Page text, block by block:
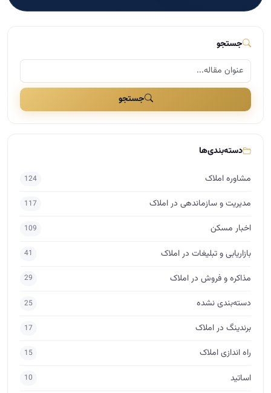
جستجو
جستجو
دسته‌بندی‌ها
مشاوره املاک 124
مدیریت و سازماندهی در املاک 117
اخبار مسکن 109
بازاریابی و تبلیغات در املاک 41
مذاکره و فروش در املاک 29
دسته‌بندی نشده 25
برندینگ در املاک 17
راه اندازی املاک 15
اساتید 10